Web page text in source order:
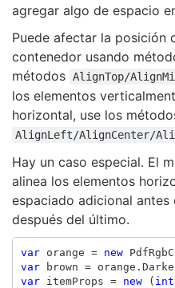
agregar algo de espacio
Puede afectar la posición
contenedor usando
métodos AlignTop/
los elementos
horizontal, use los
AlignLeft/AlignCenter/
Hay un caso especial. El
alinea los elementos
espaciado adicional
después del último.
var orange = new
var
brown = orange .
var
itemProps = new ( int